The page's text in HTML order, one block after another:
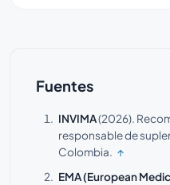
Fuentes
INVIMA(2026).
responsable de
Colombia. ↑
EMA (European